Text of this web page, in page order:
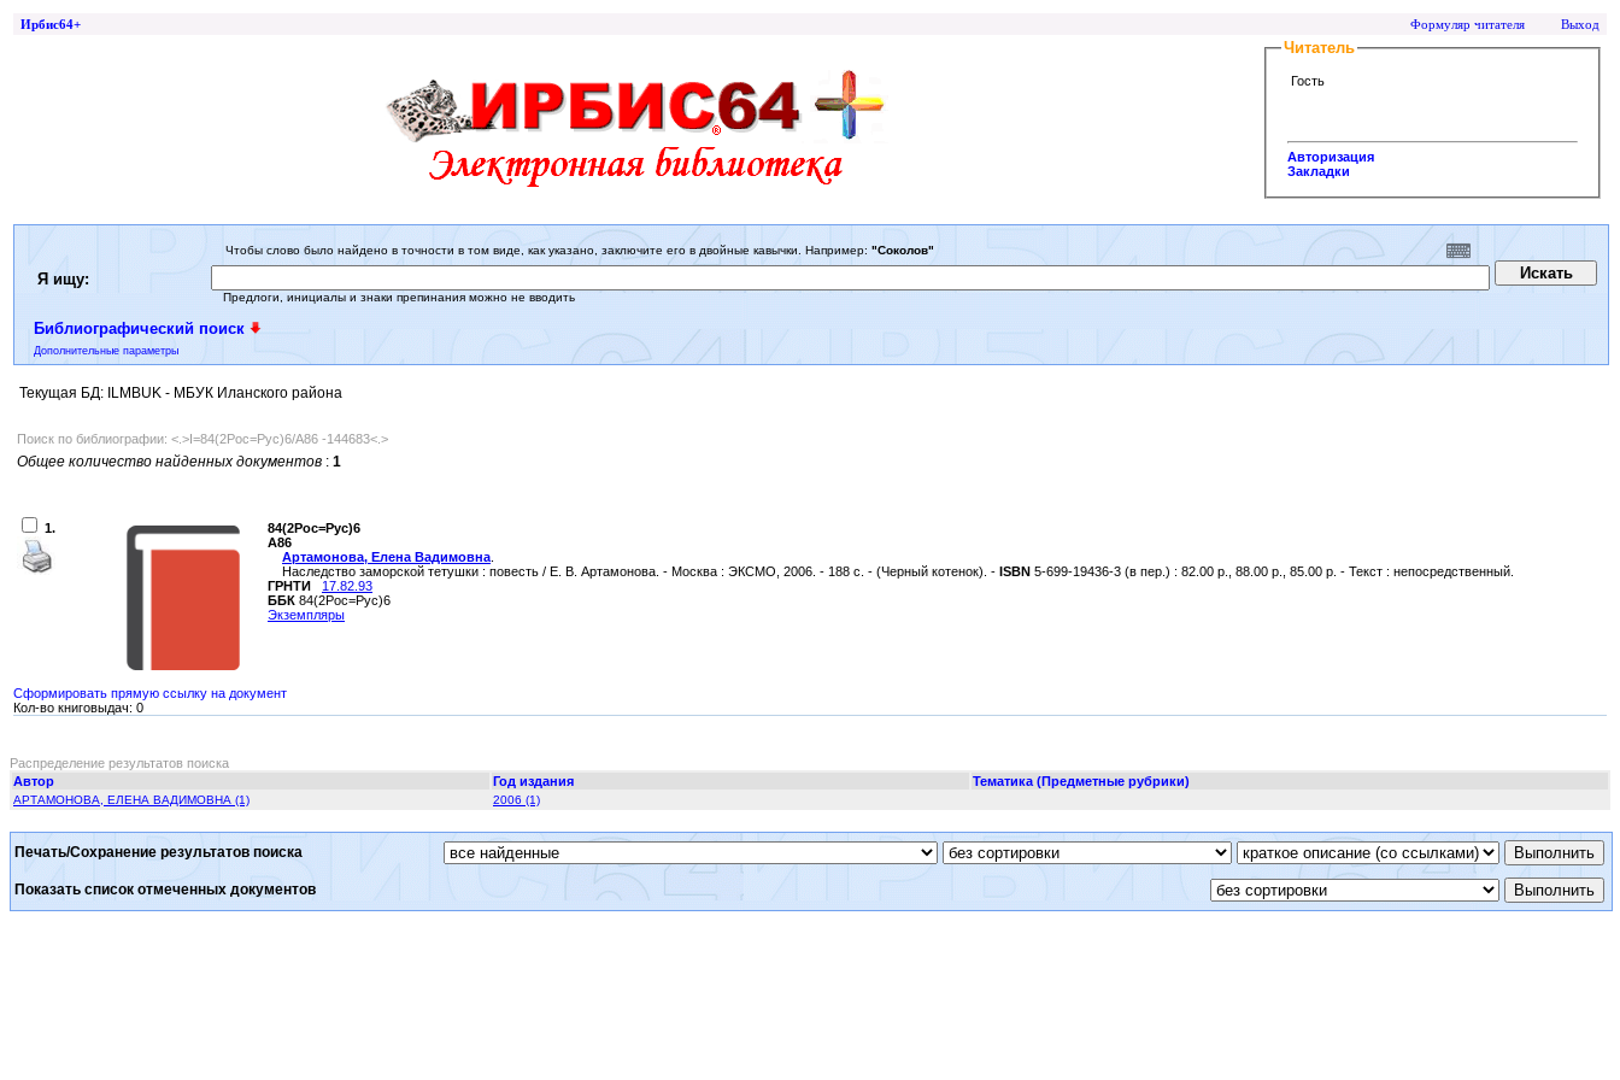
Ирбис64+ Формуляр читателя Выход
Читатель
Гость
Авторизация
Закладки
Я ищу:
Чтобы слово было найдено в точности в том виде, как указано, заключите его в двойные кавычки. Например: "Соколов"
Предлоги, инициалы и знаки препинания можно не вводить
Библиографический поиск
Дополнительные параметры
Текущая БД: ILMBUK - МБУК Иланского района
Поиск по библиографии: <.>I=84(2Рос=Рус)6/А86 -144683<.>
Общее количество найденных документов : 1
1.
84(2Рос=Рус)6
А86
Артамонова, Елена Вадимовна
Наследство заморской тетушки : повесть / Е. В. Артамонова. - Москва : ЭКСМО, 2006. - 188 с. - (Черный котенок). - ISBN 5-699-19436-3 (в пер.) : 82.00 р., 88.00 р., 85.00 р. - Текст : непосредственный.
ГРНТИ
17.82.93
ББК 84(2Рос=Рус)6
Экземпляры
Сформировать прямую ссылку на документ
Кол-во книговыдач: 0
Распределение результатов поиска
Автор
Год издания Тематика (Предметные рубрики)
АРТАМОНОВА, ЕЛЕНА ВАДИМОВНА (1) 2006 (1)
Печать/Сохранение результатов поиска
Показать список отмеченных документов